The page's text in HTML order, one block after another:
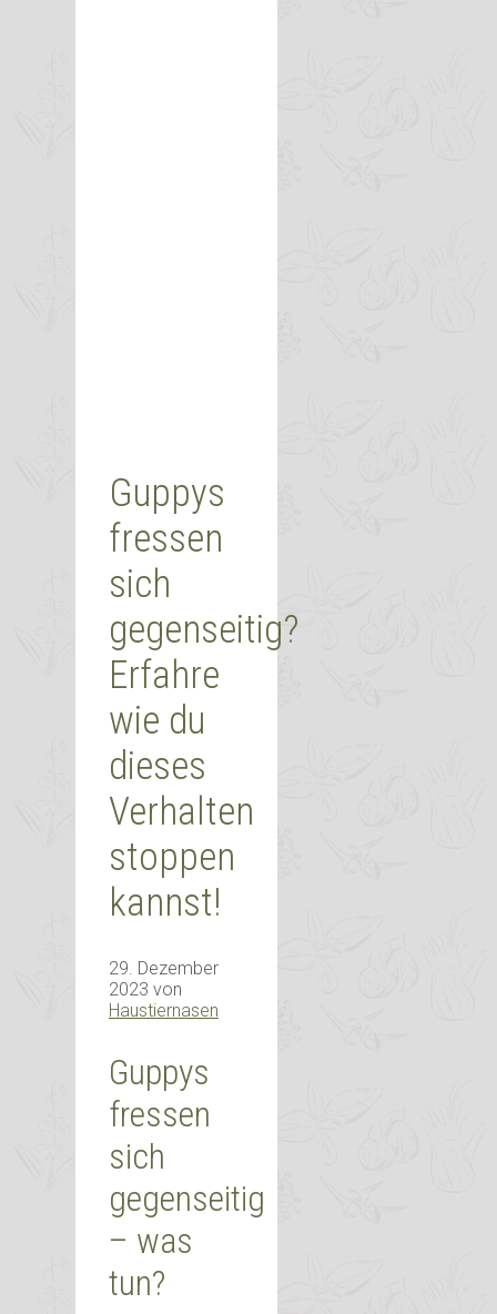
Guppys
fressen
sich
gegenseitig?
Erfahre
wie du
dieses
Verhalten
stoppen
kannst!
29. Dezember
2023 von
Haustiernasen
Guppys
fressen
sich
gegenseitig
– was
tun?